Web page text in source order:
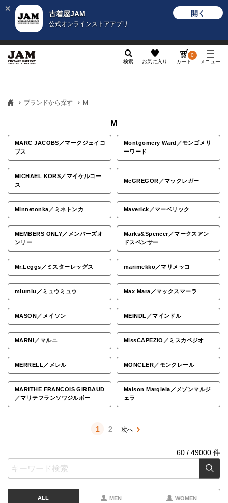
古着屋JAM
公式オンラインストアアプリ
開く
検索 お気に入り カート
0
メニュー
ブランドから探す M
M
MARC JACOBS／マークジェイコ
ブス
Montgomery Ward／モンゴメリ
ーワード
MICHAEL KORS／マイケルコー
ス
McGREGOR／マックレガー
Minnetonka／ミネトンカ Maverick／マーベリック
MEMBERS ONLY／メンバーズオ
ンリー
Marks&Spencer／マークスアン
ドスペンサー
Mr.Leggs／ミスターレッグス marimekko／マリメッコ
miumiu／ミュウミュウ Max Mara／マックスマーラ
MASON／メイソン MEINDL／マインドル
MARNI／マルニ MissCAPEZIO／ミスカペジオ
MERRELL／メレル MONCLER／モンクレール
MARITHE FRANCOIS GIRBAUD
／マリテフランソワジルボー
Maison Margiela／メゾンマルジ
ェラ
1 2
60 / 49000 件
ALL MEN WOMEN